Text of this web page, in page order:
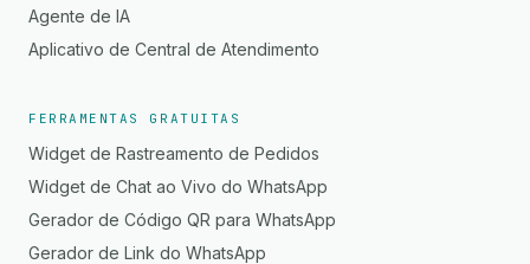
Agente de IA
Aplicativo de Central de Atendimento
FERRAMENTAS GRATUITAS
Widget de Rastreamento de Pedidos
Widget de Chat ao Vivo do WhatsApp
Gerador de Código QR para WhatsApp
Gerador de Link do WhatsApp